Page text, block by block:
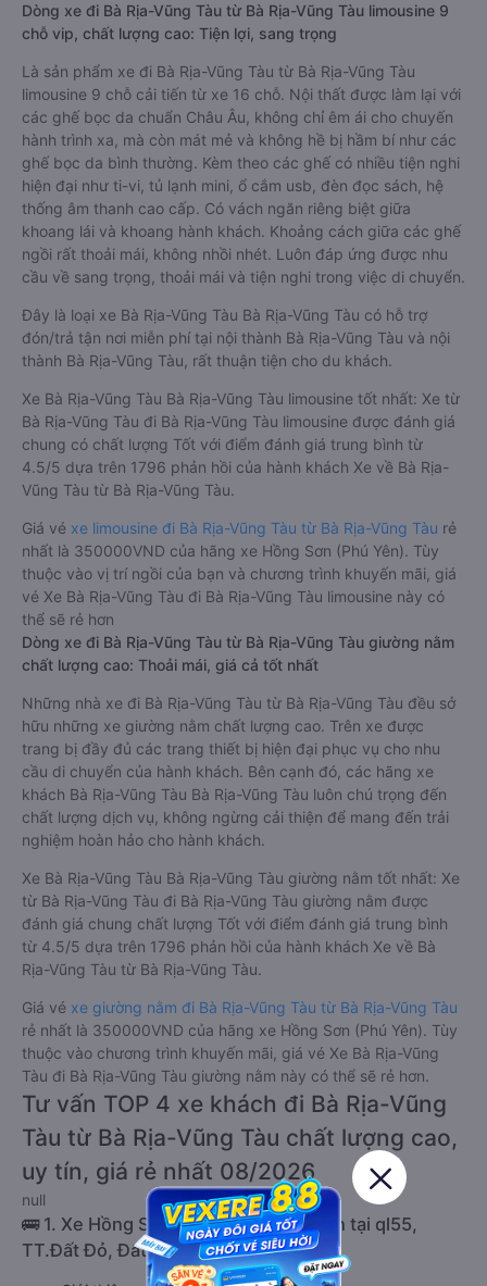
Dòng xe đi Bà Rịa-Vũng Tàu từ Bà Rịa-Vũng Tàu limousine 9
chỗ vip, chất lượng cao: Tiện lợi, sang trọng
Là sản phẩm xe đi Bà Rịa-Vũng Tàu từ Bà Rịa-Vũng Tàu
limousine 9 chỗ cải tiến từ xe 16 chỗ. Nội thất được làm lại với
các ghế bọc da chuẩn Châu Âu, không chỉ êm ái cho chuyến
hành trình xa, mà còn mát mẻ và không hề bị hầm bí như các
ghế bọc da bình thường. Kèm theo các ghế có nhiều tiện nghi
hiện đại như ti-vi, tủ lạnh mini, ổ cắm usb, đèn đọc sách, hệ
thống âm thanh cao cấp. Có vách ngăn riêng biệt giữa
khoang lái và khoang hành khách. Khoảng cách giữa các ghế
ngồi rất thoải mái, không nhồi nhét. Luôn đáp ứng được nhu
cầu về sang trọng, thoải mái và tiện nghi trong việc di chuyển.
Đây là loại xe Bà Rịa-Vũng Tàu Bà Rịa-Vũng Tàu có hỗ trợ
đón/trả tận nơi miễn phí tại nội thành Bà Rịa-Vũng Tàu và nội
thành Bà Rịa-Vũng Tàu, rất thuận tiện cho du khách.
Xe Bà Rịa-Vũng Tàu Bà Rịa-Vũng Tàu limousine tốt nhất: Xe từ
Bà Rịa-Vũng Tàu đi Bà Rịa-Vũng Tàu limousine được đánh giá
chung có chất lượng Tốt với điểm đánh giá trung bình từ
4.5/5 dựa trên 1796 phản hồi của hành khách Xe về Bà Rịa-
Vũng Tàu từ Bà Rịa-Vũng Tàu.
Giá vé xe limousine đi Bà Rịa-Vũng Tàu từ Bà Rịa-Vũng Tàu rẻ
nhất là 350000VND của hãng xe Hồng Sơn (Phú Yên). Tùy
thuộc vào vị trí ngồi của bạn và chương trình khuyến mãi, giá
vé Xe Bà Rịa-Vũng Tàu đi Bà Rịa-Vũng Tàu limousine này có
thể sẽ rẻ hơn
Dòng xe đi Bà Rịa-Vũng Tàu từ Bà Rịa-Vũng Tàu giường nằm
chất lượng cao: Thoải mái, giá cả tốt nhất
Những nhà xe đi Bà Rịa-Vũng Tàu từ Bà Rịa-Vũng Tàu đều sở
hữu những xe giường nằm chất lượng cao. Trên xe được
trang bị đầy đủ các trang thiết bị hiện đại phục vụ cho nhu
cầu di chuyển của hành khách. Bên cạnh đó, các hãng xe
khách Bà Rịa-Vũng Tàu Bà Rịa-Vũng Tàu luôn chú trọng đến
chất lượng dịch vụ, không ngừng cải thiện để mang đến trải
nghiệm hoàn hảo cho hành khách.
Xe Bà Rịa-Vũng Tàu Bà Rịa-Vũng Tàu giường nằm tốt nhất: Xe
từ Bà Rịa-Vũng Tàu đi Bà Rịa-Vũng Tàu giường nằm được
đánh giá chung chất lượng Tốt với điểm đánh giá trung bình
từ 4.5/5 dựa trên 1796 phản hồi của hành khách Xe về Bà
Rịa-Vũng Tàu từ Bà Rịa-Vũng Tàu.
Giá vé xe giường nằm đi Bà Rịa-Vũng Tàu từ Bà Rịa-Vũng Tàu
rẻ nhất là 350000VND của hãng xe Hồng Sơn (Phú Yên). Tùy
thuộc vào chương trình khuyến mãi, giá vé Xe Bà Rịa-Vũng
Tàu đi Bà Rịa-Vũng Tàu giường nằm này có thể sẽ rẻ hơn.
Tư vấn TOP 4 xe khách đi Bà Rịa-Vũng
Tàu từ Bà Rịa-Vũng Tàu chất lượng cao,
uy tín, giá rẻ nhất 08/2026
null
🚌 1. Xe Hồng Sơn (Phú Yên) khởi hành tại ql55,
TT.Đất Đỏ, Đất Đỏ, Bà Rịa - Vũng Tàu